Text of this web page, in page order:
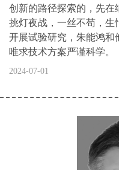
创新的路径探索的，先在
挑灯夜战，一丝不苟，生
开展试验研究，朱能鸿和
唯求技术方案严谨科学。
2024-07-01